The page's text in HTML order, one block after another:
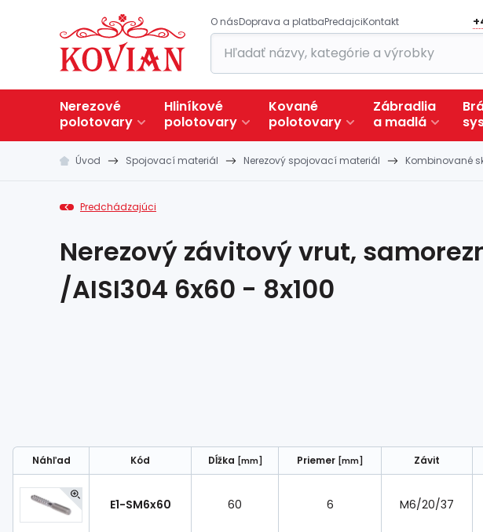
O násDoprava a platbaPredajciKontakt
Nerezové
polotovary
Hliníkové
polotovary
Kované
polotovary
Zábradlia
a madlá
Úvod Spojovací materiál Nerezový spojovací materiál Kombinované
Predchádzajúci
Nerezový závitový vrut,
/AISI304 6x60 - 8x100
Náhľad Kód Dĺžka [mm] Priemer [mm] Závit
E1-SM6x60 60 6 M6/20/37